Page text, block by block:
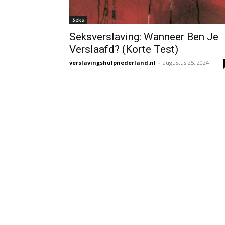
Seks
Seksverslaving: Wanneer Ben Je
Verslaafd? (Korte Test)
verslavingshulpnederland.nl - augustus 25, 2024